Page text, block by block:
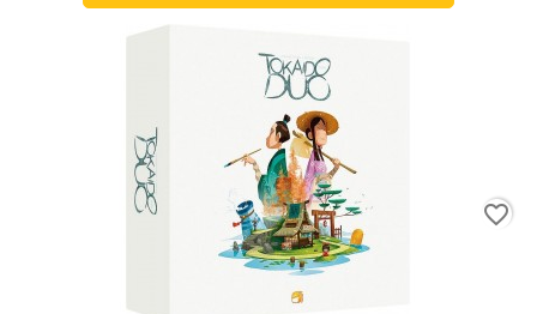
favorite_border